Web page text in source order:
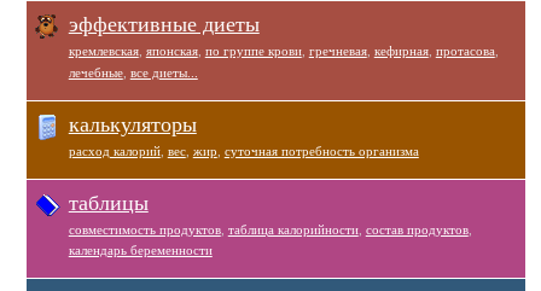
эффективные диеты
кремлевская, японская, по группе крови, гречневая, кефирная, протасова
лечебные, все диеты...
калькуляторы
расход калорий, вес, жир суточная потребность организма
таблицы
совместимость продуктов, таблица калорийности, состав продуктов,
календарь беременности